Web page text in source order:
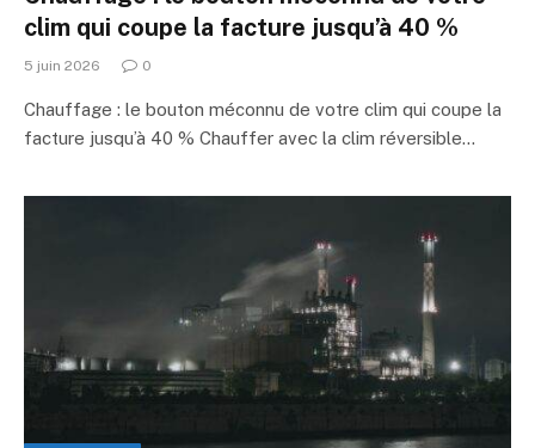
clim qui coupe la facture jusqu’à 40 %
5 juin 2026 0
Chauffage : le bouton méconnu de votre clim qui coupe la
facture jusqu’à 40 % Chauffer avec la clim réversible…